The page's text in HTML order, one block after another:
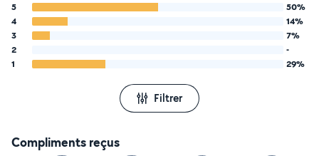
5
50%
4
14%
3
7%
2
-
1
29%
Filtrer
Compliments reçus